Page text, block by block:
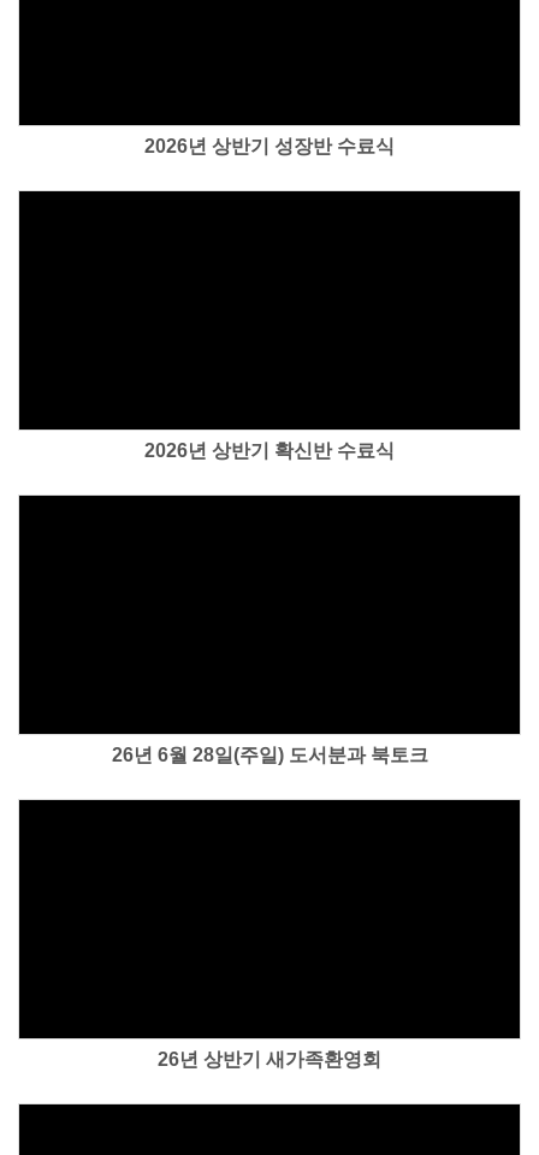
2026년 상반기 성장반 수료식
2026년 상반기 확신반 수료식
26년 6월 28일(주일) 도서분과 북토크
26년 상반기 새가족환영회